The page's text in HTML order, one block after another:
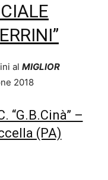
al MIGLIOR
2018
“G.B.Cinà” –
(PA)